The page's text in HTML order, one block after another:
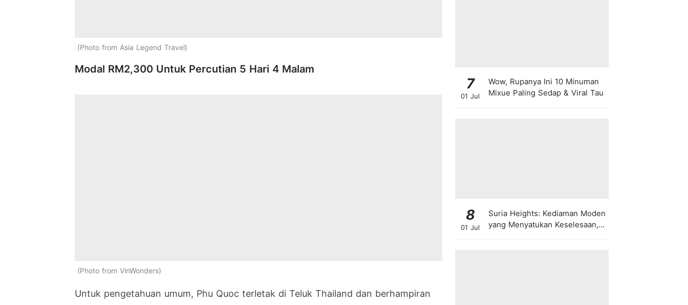
Photo from Asia Legend Travel
Modal RM2,300 Untuk Percutian 5 Hari 4 Malam
Photo from VinWonders
Untuk pengetahuan umum, Phu Quoc terletak di Teluk Thailand dan berhampiran
7
01 Jul
Wow, Rupanya Ini 10 Minuman
Mixue Paling Sedap & Viral Tau
8
01 Jul
Suria Heights: Kediaman Moden
yang Menyatukan Keselesaan,